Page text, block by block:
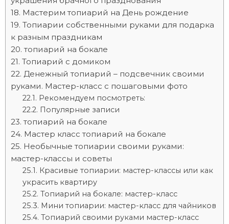
Мастерим топиарий на День рождение
Топиарии собственными руками для подарка
к разным праздникам
топиарий на бокале
Топиарий с домиком
Денежный топиарий – подсвечник своими
руками. Мастер-класс с пошаговыми фото
Рекомендуем посмотреть:
Популярные записи
топиарий на бокале
Мастер класс топиарий на бокале
Необычные топиарии своими руками:
мастер-классы и советы
Красивые топиарии: мастер-классы или как
украсить квартиру
Топиарий на бокале: мастер-класс
Мини топиарии: мастер-класс для чайников
Топиарий своими руками мастер-класс